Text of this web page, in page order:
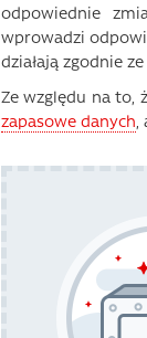
odpowiednie
wprowadzi
działają zgodnie
Ze względu na to,
zapasowe danych,